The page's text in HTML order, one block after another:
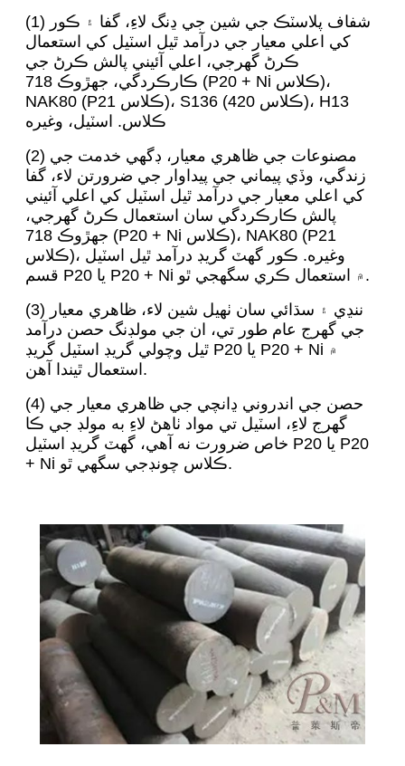
(1) شفاف پلاسٽڪ جي شين جي ڍنگ لاءِ، گفا ۽ ڪور
کي اعلي معيار جي درآمد ٿيل اسٽيل کي استعمال
ڪرڻ گهرجي، اعلي آئيني پالش ڪرڻ جي
ڪارڪردگي، جهڙوڪ 718 (P20 + Ni ڪلاس)،
NAK80 (P21 ڪلاس)، S136 (420 ڪلاس)، H13
ڪلاس. اسٽيل، وغيره
(2) مصنوعات جي ظاهري معيار، ڊگھي خدمت جي
زندگي، وڏي پيماني جي پيداوار جي ضرورتن لاء، گفا
کي اعلي معيار جي درآمد ٿيل اسٽيل کي اعلي آئيني
پالش ڪارڪردگي سان استعمال ڪرڻ گهرجي،
جهڙوڪ 718 (P20 + Ni ڪلاس)، NAK80 (P21
ڪلاس)، وغيره. ڪور گھٽ گريڊ درآمد ٿيل اسٽيل
قسم P20 يا P20 + Ni ۾ استعمال ڪري سگھجي ٿو.
(3) ننڍي ۽ سڌائي سان ٺهيل شين لاء، ظاهري معيار
جي گهرج عام طور تي، ان جي مولڊنگ حصن درآمد
ٿيل وچولي گريڊ اسٽيل گريڊ P20 يا P20 + Ni ۾
استعمال ٿيندا آهن.
(4) حصن جي اندروني ڍانچي جي ظاهري معيار جي
گهرج لاءِ، اسٽيل تي مواد ٺاهڻ لاءِ به مولڊ جي ڪا
خاص ضرورت نه آهي، گهٽ گريڊ اسٽيل P20 يا P20
+ Ni ڪلاس چونڊجي سگهي ٿو.